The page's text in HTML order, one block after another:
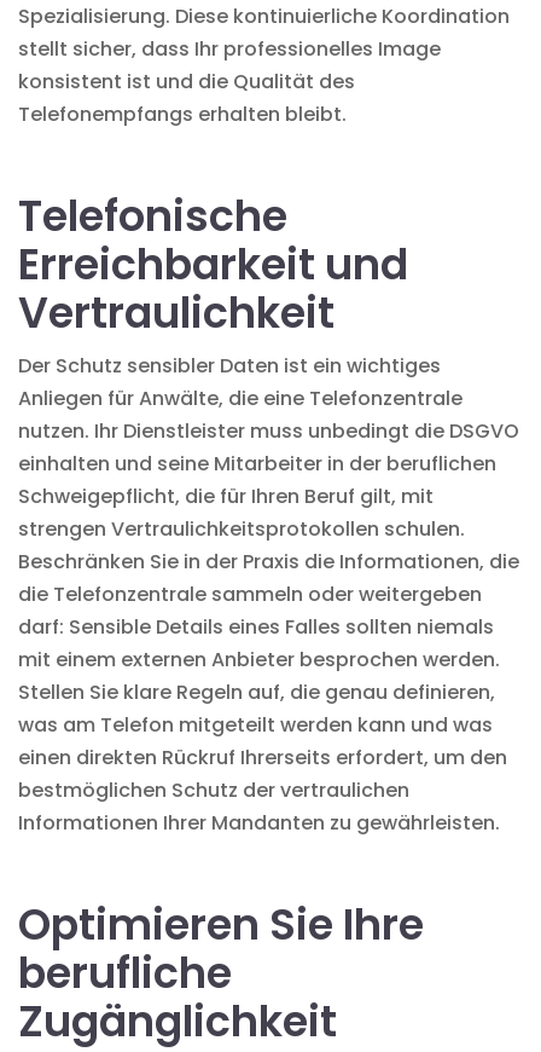
Spezialisierung. Diese kontinuierliche Koordination
stellt sicher, dass Ihr professionelles Image
konsistent ist und die Qualität des
Telefonempfangs erhalten bleibt.
Telefonische
Erreichbarkeit und
Vertraulichkeit
Der Schutz sensibler Daten ist ein wichtiges
Anliegen für Anwälte, die eine Telefonzentrale
nutzen. Ihr Dienstleister muss unbedingt die DSGVO
einhalten und seine Mitarbeiter in der beruflichen
Schweigepflicht, die für Ihren Beruf gilt, mit
strengen Vertraulichkeitsprotokollen schulen.
Beschränken Sie in der Praxis die Informationen, die
die Telefonzentrale sammeln oder weitergeben
darf: Sensible Details eines Falles sollten niemals
mit einem externen Anbieter besprochen werden.
Stellen Sie klare Regeln auf, die genau definieren,
was am Telefon mitgeteilt werden kann und was
einen direkten Rückruf Ihrerseits erfordert, um den
bestmöglichen Schutz der vertraulichen
Informationen Ihrer Mandanten zu gewährleisten.
Optimieren Sie Ihre
berufliche
Zugänglichkeit